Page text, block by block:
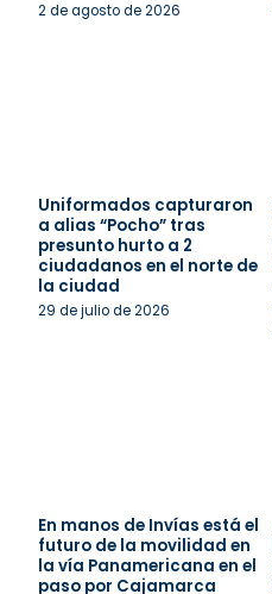
2 de agosto de 2026
Uniformados capturaron
a alias “Pocho” tras
presunto hurto a 2
ciudadanos en el norte de
la ciudad
29 de julio de 2026
En manos de Invías está el
futuro de la movilidad en
la vía Panamericana en el
paso por Cajamarca